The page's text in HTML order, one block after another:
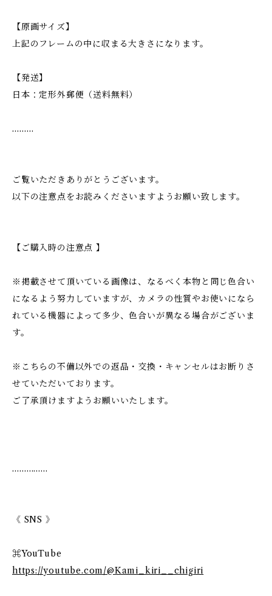
【原画サイズ】
上記のフレームの中に収まる大きさになります。
【発送】
日本：定形外郵便（送料無料）
………
ご覧いただきありがとうございます。
以下の注意点をお読みくださいますようお願い致します。
【ご購入時の注意点 】
※掲載させて頂いている画像は、なるべく本物と同じ色合い
になるよう努力していますが、カメラの性質やお使いになら
れている機器によって多少、色合いが異なる場合がございま
す。
※こちらの不備以外での返品・交換・キャンセルはお断りさ
せていただいております。
ご了承頂けますようお願いいたします。
……………
《 SNS 》
⌘YouTube
https://youtube.com/@Kami_kiri__chigiri